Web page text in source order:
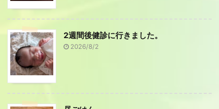
2週間後健診に行きました。
2026/8/2